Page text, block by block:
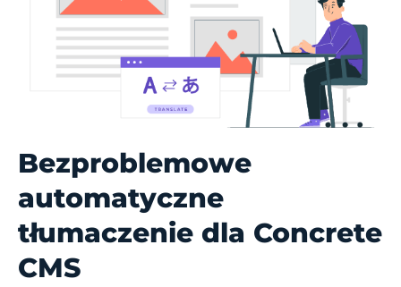
Bezproblemowe
automatyczne
tłumaczenie dla Concrete
CMS